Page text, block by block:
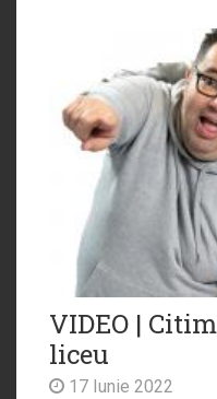
VIDEO |
liceu
17 Iunie 2022